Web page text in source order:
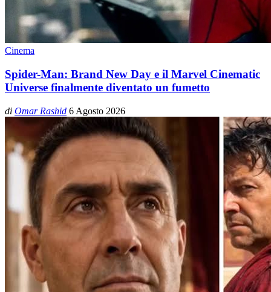
Cinema
Spider-Man: Brand New Day e il Marvel Cinematic
Universe finalmente diventato un fumetto
di Omar Rashid 6 Agosto 2026